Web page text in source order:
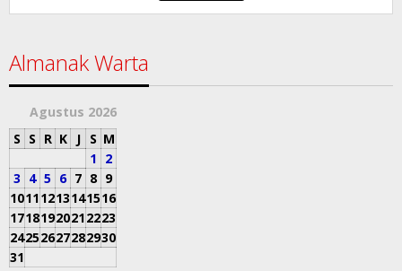
Almanak Warta
Agustus 2026
S S R K J S M
1 2
3 4 5 6 7 8 9
10111213141516
17181920212223
24252627282930
31